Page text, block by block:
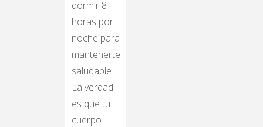
dormir 8
horas por
noche para
mantenerte
saludable.
La verdad
es que tu
cuerpo